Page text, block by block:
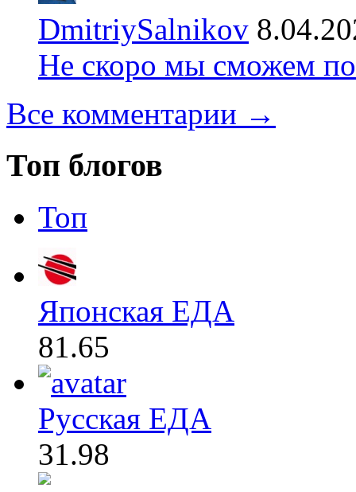
DmitriySalnikov
Не скоро мы сможем
Все комментарии →
Топ блогов
Топ
Японская ЕДА
81.65
Русская ЕДА
31.98